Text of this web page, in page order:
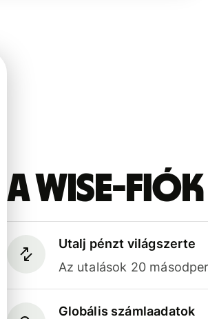
A Wise-
Utalj pénzt világszerte
Az utalások 20
Globális számlaadatok